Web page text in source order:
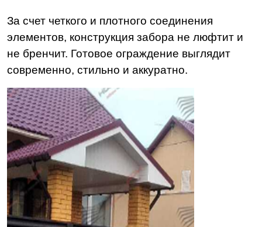
За счет четкого и плотного соединения
элементов, конструкция забора не люфтит и
не бренчит. Готовое ограждение выглядит
современно, стильно и аккуратно.